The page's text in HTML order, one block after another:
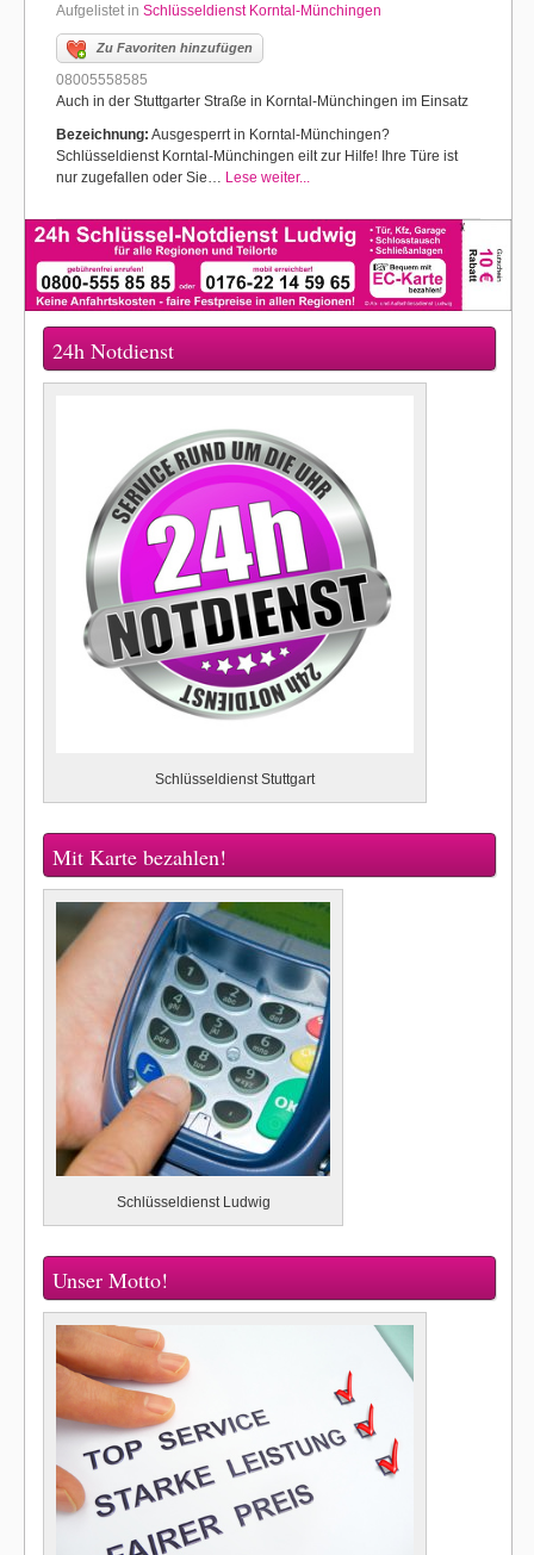
Aufgelistet in Schlüsseldienst Korntal-Münchingen
Zu Favoriten hinzufügen
08005558585
Auch in der Stuttgarter Straße in Korntal-Münchingen im Einsatz
Bezeichnung: Ausgesperrt in Korntal-Münchingen?
Schlüsseldienst Korntal-Münchingen eilt zur Hilfe! Ihre Türe ist
nur zugefallen oder Sie… Lese weiter...
24h Notdienst
Schlüsseldienst Stuttgart
Mit Karte bezahlen!
Schlüsseldienst Ludwig
Unser Motto!